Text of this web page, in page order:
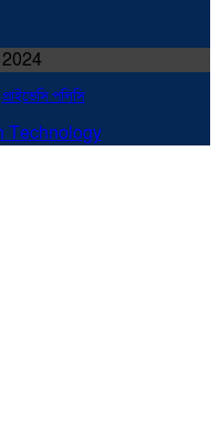
প্রাইভেসি পলিসি
Technology